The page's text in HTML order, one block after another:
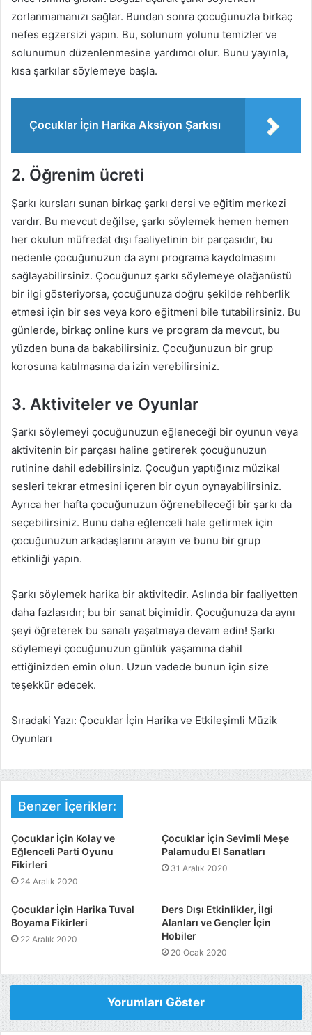
zorlanmamanızı sağlar. Bundan sonra çocuğunuzla birkaç
nefes egzersizi yapın. Bu, solunum yolunu temizler ve
solunumun düzenlenmesine yardımcı olur. Bunu yayınla,
kısa şarkılar söylemeye başla.
Çocuklar İçin Harika Aksiyon Şarkısı
2. Öğrenim ücreti
Şarkı kursları sunan birkaç şarkı dersi ve eğitim merkezi
vardır. Bu mevcut değilse, şarkı söylemek hemen hemen
her okulun müfredat dışı faaliyetinin bir parçasıdır, bu
nedenle çocuğunuzun da aynı programa kaydolmasını
sağlayabilirsiniz. Çocuğunuz şarkı söylemeye olağanüstü
bir ilgi gösteriyorsa, çocuğunuza doğru şekilde rehberlik
etmesi için bir ses veya koro eğitmeni bile tutabilirsiniz. Bu
günlerde, birkaç online kurs ve program da mevcut, bu
yüzden buna da bakabilirsiniz. Çocuğunuzun bir grup
korosuna katılmasına da izin verebilirsiniz.
3. Aktiviteler ve Oyunlar
Şarkı söylemeyi çocuğunuzun eğleneceği bir oyunun veya
aktivitenin bir parçası haline getirerek çocuğunuzun
rutinine dahil edebilirsiniz. Çocuğun yaptığınız müzikal
sesleri tekrar etmesini içeren bir oyun oynayabilirsiniz.
Ayrıca her hafta çocuğunuzun öğrenebileceği bir şarkı da
seçebilirsiniz. Bunu daha eğlenceli hale getirmek için
çocuğunuzun arkadaşlarını arayın ve bunu bir grup
etkinliği yapın.
Şarkı söylemek harika bir aktivitedir. Aslında bir faaliyetten
daha fazlasıdır; bu bir sanat biçimidir. Çocuğunuza da aynı
şeyi öğreterek bu sanatı yaşatmaya devam edin! Şarkı
söylemeyi çocuğunuzun günlük yaşamına dahil
ettiğinizden emin olun. Uzun vadede bunun için size
teşekkür edecek.
Sıradaki Yazı: Çocuklar İçin Harika ve Etkileşimli Müzik
Oyunları
Benzer İçerikler:
Çocuklar İçin Kolay ve
Eğlenceli Parti Oyunu
Fikirleri
24 Aralık 2020
Çocuklar İçin Sevimli Meşe
Palamudu El Sanatları
31 Aralık 2020
Çocuklar İçin Harika Tuval
Boyama Fikirleri
22 Aralık 2020
Ders Dışı Etkinlikler, İlgi
Alanları ve Gençler İçin
Hobiler
20 Ocak 2020
Yorumları Göster